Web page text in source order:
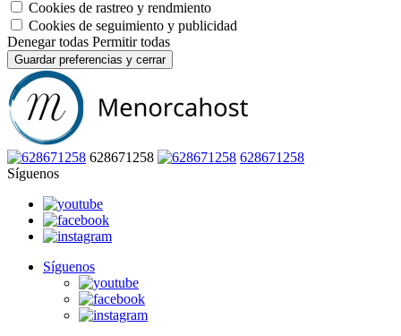
Cookies de rastreo y rendmiento
Cookies de seguimiento y publicidad
Denegar todas Permitir todas
Guardar preferencias y cerrar
628671258
628671258
Síguenos
Síguenos